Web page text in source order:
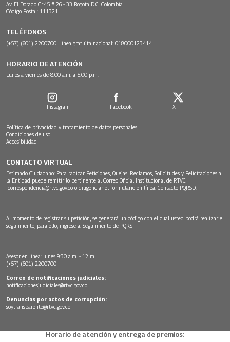
Av. El Dorado Cr.45 # 26 - 33 Bogotá D.C. Colombia.
Código Postal: 111321
TELÉFONOS
(+57) (601) 2200700. Línea gratuita nacional: 018000123414
HORARIO DE ATENCIÓN
Lunes a viernes de 8:00 a.m. a 5:00 p.m.
Instagram Facebook X
Política de privacidad y tratamiento de datos personales
Condiciones de uso
Accesibilidad
CONTACTO VIRTUAL
Estimado Ciudadano: Para radicar Peticiones, Quejas, Reclamos, Solicitudes y Felicitaciones a
la Entidad puede remitir lo pertinente al Correo Oficial Institucional de RTVC
correspondencia@rtvc.gov.co o diligenciar el formulario en línea: Contacto PQRSD.
Al momento de registrar su petición, se generará un código con el cual usted podrá realizar el
seguimiento, para ello, ingrese a: Seguimiento de PQRS
Asesor en línea: lunes 9:30 a.m. - 12 m
(+57) (601) 2200700
Correo de notificaciones judiciales:
notificacionesjudiciales@rtvc.gov.co
Denuncias por actos de corrupción:
soytransparente@rtvc.gov.co
Horario de atención y entrega de premios: